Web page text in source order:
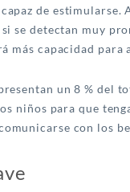
capaz de
se detectan muy
más capacidad
un 8 % del
niños para que
con los